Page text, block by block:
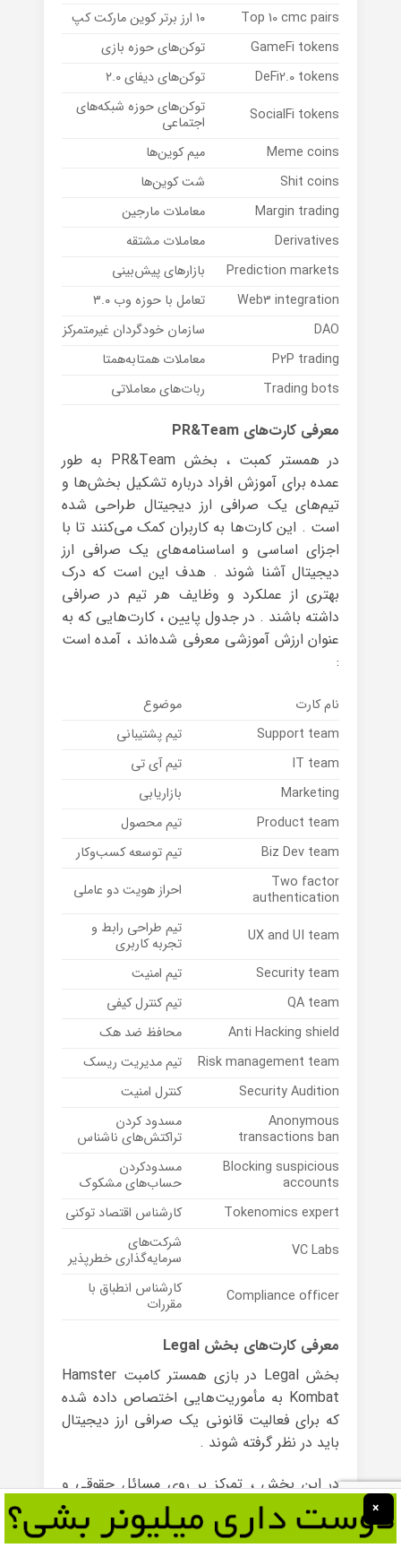
Top 10 cmc pairs
۱۰ ارز برتر کوین مارکت کپ
GameFi tokens
توکن‌های حوزه بازی
DeFi2.0 tokens
توکن‌های دیفای ۲.۰
SocialFi tokens
توکن‌های حوزه شبکه‌های
اجتماعی
Meme coins
میم کوین‌ها
Shit coins
شت کوین‌ها
Margin trading
معاملات مارجین
Derivatives
معاملات مشتقه
Prediction markets
بازارهای پیش‌بینی
Web3 integration
تعامل با حوزه وب ۳.۰
DAO
سازمان خودگردان غیرمتمرکز
P2P trading
معاملات همتا‌به‌همتا
Trading bots
ربات‌های معاملاتی
معرفی کارت‌های PR&Team
در همستر کمبت ، بخش PR&Team به طور
عمده برای آموزش افراد درباره تشکیل بخش‌ها و
تیم‌های یک صرافی ارز دیجیتال طراحی شده
است . این کارت‌ها به کاربران کمک می‌کنند تا با
اجزای اساسی و اساسنامه‌های یک صرافی ارز
دیجیتال آشنا شوند . هدف این است که درک
بهتری از عملکرد و وظایف هر تیم در صرافی
داشته باشند . در جدول پایین ، کارت‌هایی که به
عنوان ارزش آموزشی معرفی شده‌اند ، آمده است
:
نام کارت
موضوع
Support team
تیم پشتیبانی
IT team
تیم آی تی
Marketing
بازاریابی
Product team
تیم محصول
Biz Dev team
تیم توسعه کسب‌و‌کار
Two factor
authentication احراز هویت دو عاملی
UX and UI team تیم طراحی رابط و
تجربه کاربری
Security team
تیم امنیت
QA team
تیم کنترل کیفی
Anti Hacking shield
محافظ ضد هک
Risk management team
تیم مدیریت ریسک
Security Audition
کنترل امنیت
Anonymous
transactions ban
مسدود کردن
تراکتش‌های ناشناس
Blocking suspicious
accounts
مسدودکردن
حساب‌های مشکوک
Tokenomics expert
کارشناس اقتصاد توکنی
VC Labs
شرکت‌های
سرمایه‌گذاری خطرپذیر
Compliance officer
کارشناس انطباق با
مقررات
معرفی کارت‌های بخش Legal
بخش Legal در بازی همستر کامبت Hamster
Kombat به مأموریت‌هایی اختصاص داده شده
که برای فعالیت قانونی یک صرافی ارز دیجیتال
باید در نظر گرفته شوند .
در این بخش ، تمرکز بر روی مسائل حقوقی و
انطباق با مقررات مربوط به صرافی‌های ارز
دیجیتال است . این شامل مواردی مانند احراز
×